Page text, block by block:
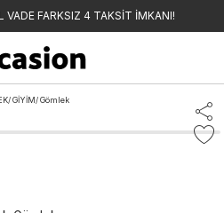
VADE FARKSIZ 4 TAKSİT İMKANI!
/ GİYİM/ Gömlek